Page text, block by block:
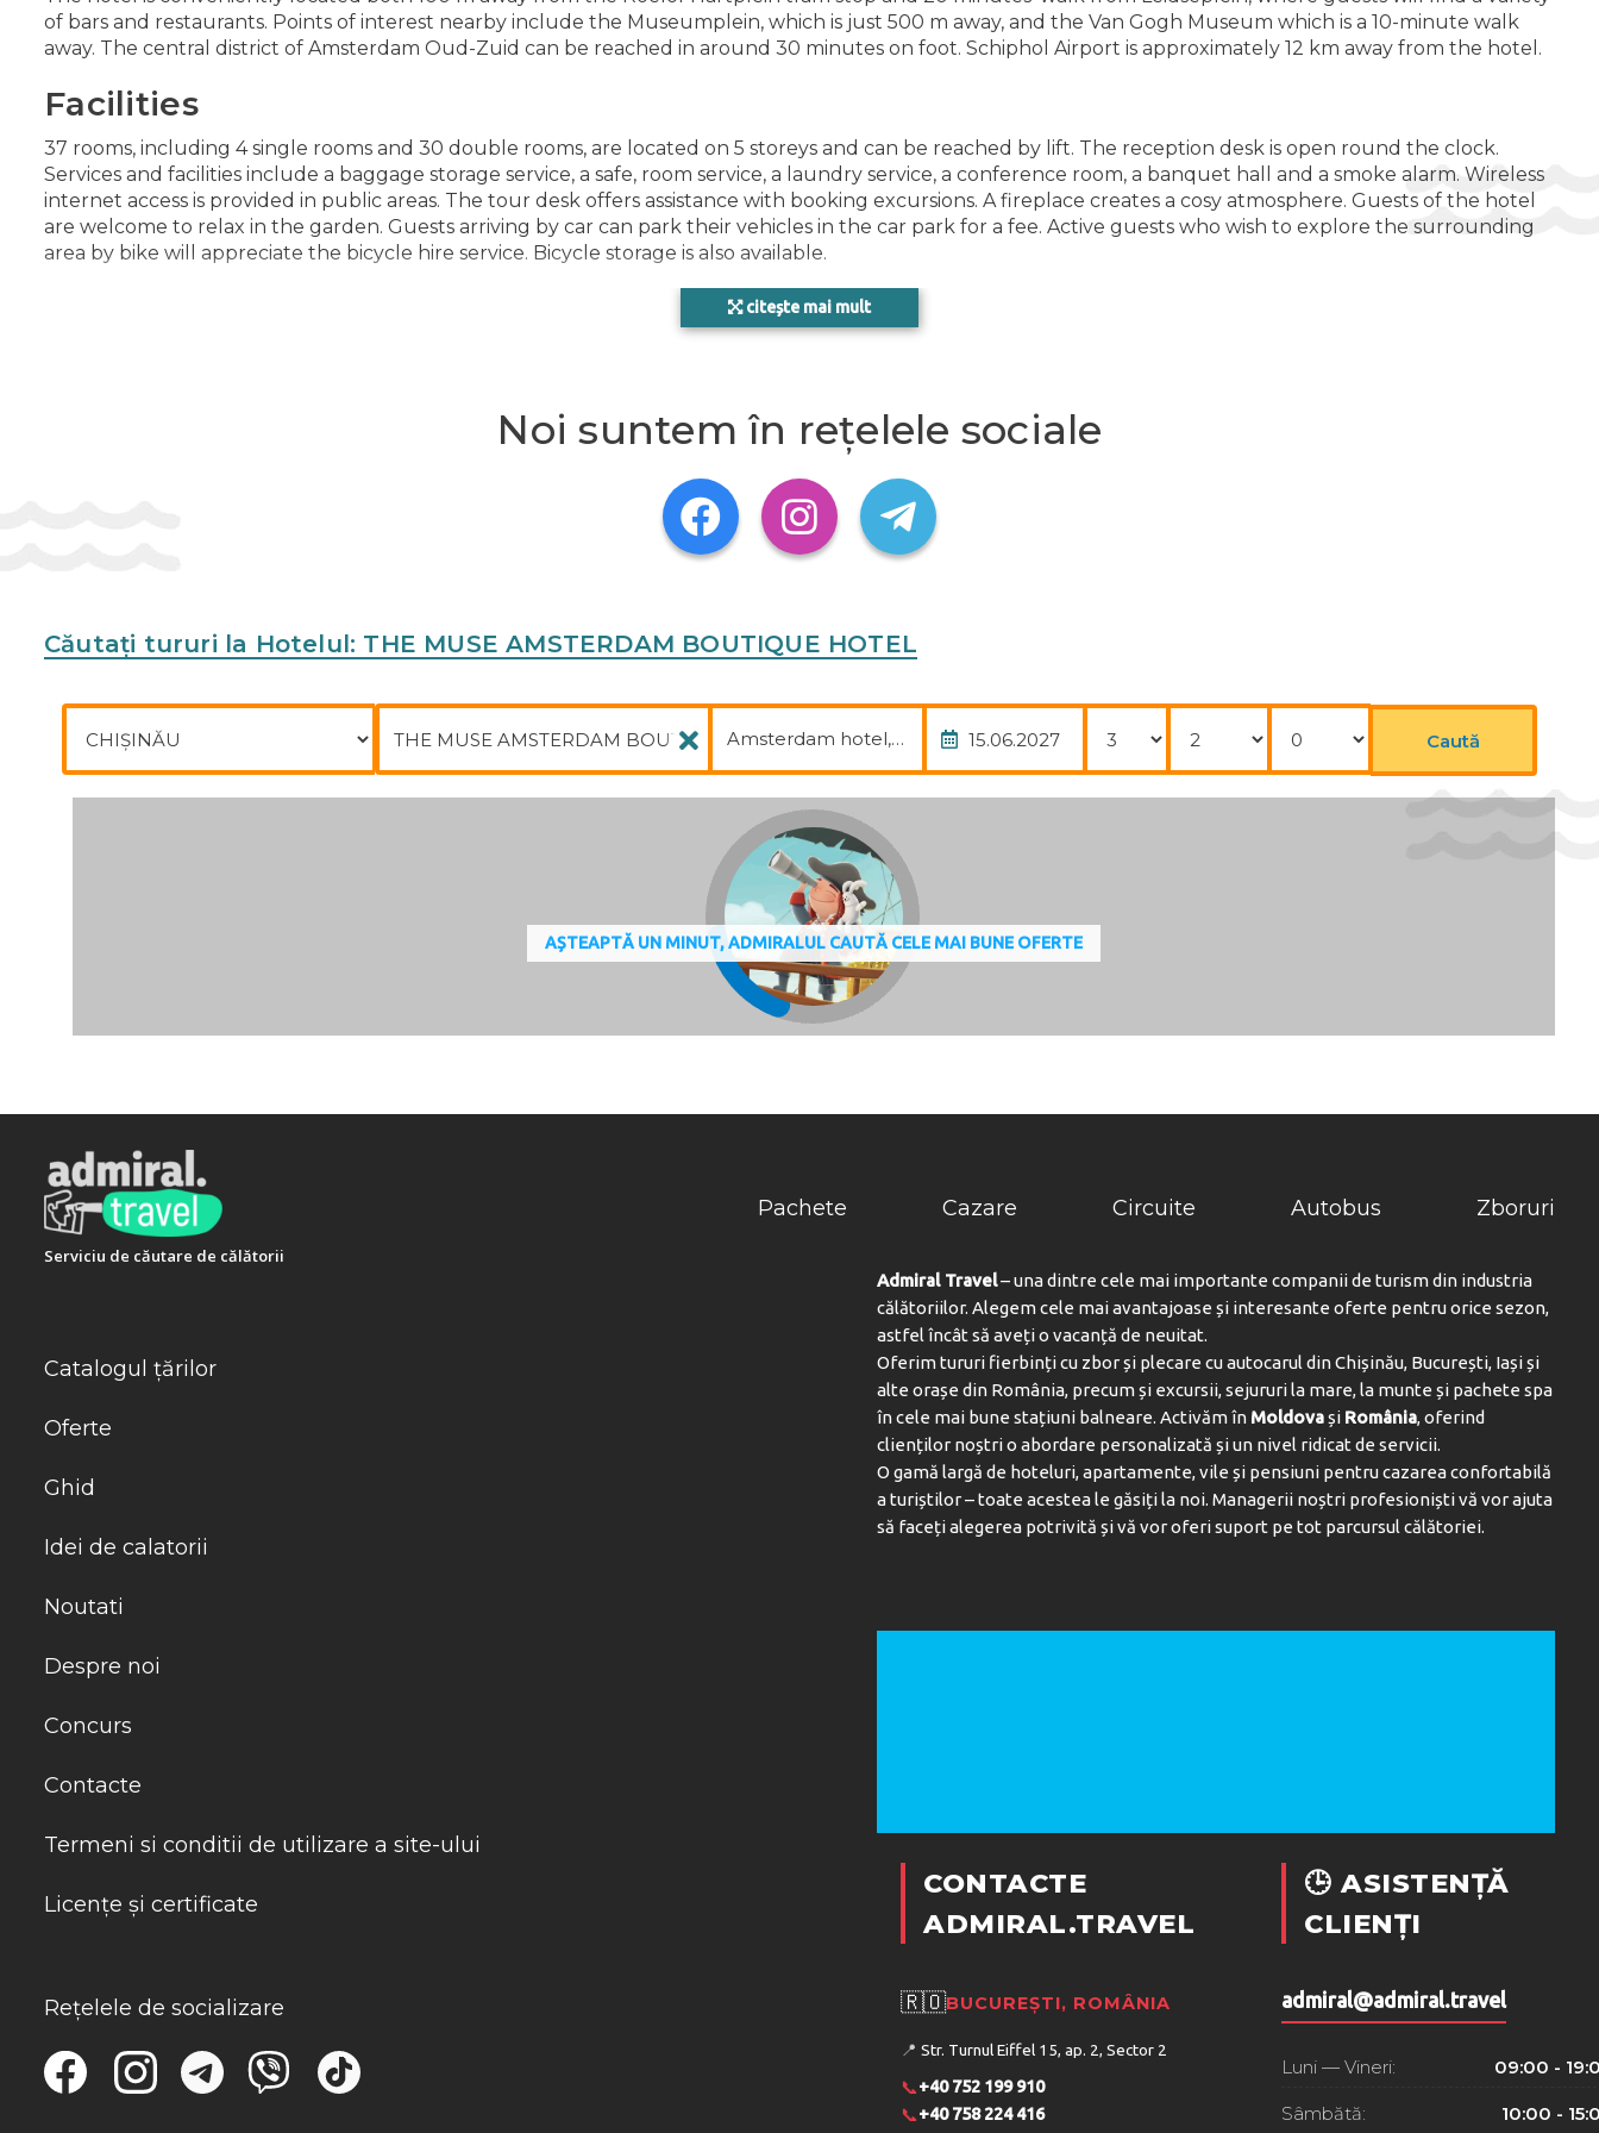
Lift
of bars and restaurants. Points of interest nearby include the Museumplein, which is just 500 m away, and the Van Gogh Museum which is a 10-minute walk
away. The central district of Amsterdam Oud-Zuid can be reached in around 30 minutes on foot. Schiphol Airport is approximately 12 km away from the hotel.
Facilities
37 rooms, including 4 single rooms and 30 double rooms, are located on 5 storeys and can be reached by lift. The reception desk is open round the clock.
Services and facilities include a baggage storage service, a safe, room service, a laundry service, a conference room, a banquet hall and a smoke alarm. Wireless
internet access is provided in public areas. The tour desk offers assistance with booking excursions. A fireplace creates a cosy atmosphere. Guests of the hotel
are welcome to relax in the garden. Guests arriving by car can park their vehicles in the car park for a fee. Active guests who wish to explore the surrounding
area by bike will appreciate the bicycle hire service. Bicycle storage is also available.
satellite/cable channels and WiFi (no extra charge) are provided as well. Bathrooms are equipped with a shower and a bathtub, as well as a hairdryer. As a
special feature, bathrooms are also stocked with cosmetic products and a selection of towels. Guests can also book wheelchair-friendly rooms with wheelchair-
Meals
Various dining options are available, including a breakfast room, a café and a bar. A delicious breakfast provides energy for the rest of the day.
Payment
Bronckhorststraat 14, Oud Zuid, 1071 WR Amsterdam, Netherlands
citește mai mult
Noi suntem în rețelele sociale
Căutați tururi la Hotelul: THE MUSE AMSTERDAM BOUTIQUE HOTEL
Amsterdam hotel, avia, transfer Caută
AȘTEAPTĂ UN MINUT, ADMIRALUL CAUTĂ CELE MAI BUNE OFERTE
Serviciu de căutare de călătorii
Pachete Cazare Circuite Autobus Zboruri
Catalogul țărilor
Oferte
Ghid
Idei de calatorii
Noutati
Despre noi
Concurs
Contacte
Termeni si conditii de utilizare a site-ului
Licențe și certificate
Rețelele de socializare
Admiral Travel– una dintre cele mai importante companii de turism din industria
călătoriilor. Alegem cele mai avantajoase și interesante oferte pentru orice sezon,
astfel încât să aveți o vacanță de neuitat.
Oferim tururi fierbinți cu zbor și plecare cu autocarul din Chișinău, București, Iași și
alte orașe din România, precum și excursii, sejururi la mare, la munte și pachete spa
în cele mai bune stațiuni balneare. Activăm în Moldovași România, oferind
clienților noștri o abordare personalizată și un nivel ridicat de servicii.
O gamă largă de hoteluri, apartamente, vile și pensiuni pentru cazarea confortabilă
a turiștilor – toate acestea le găsiți la noi. Managerii noștri profesioniști vă vor ajuta
să faceți alegerea potrivită și vă vor oferi suport pe tot parcursul călătoriei.
CONTACTE
ADMIRAL.TRAVEL
🇷🇴BUCUREȘTI, ROMÂNIA
📍 Str. Turnul Eiffel 15, ap. 2, Sector 2
📞+40 752 199 910
📞+40 758 224 416
🕒 ASISTENȚĂ
CLIENȚI
admiral@admiral.travel
Luni — Vineri: 09:00 -
Sâmbătă: 10:00 -